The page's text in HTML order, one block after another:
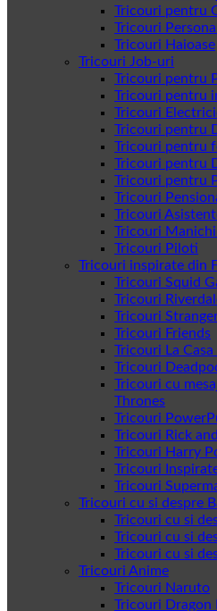
Tricouri pentru
Tricouri
Tricouri Haioase
Tricouri Job-uri
Tricouri pentru
Tricouri pentru
Tricouri
Tricouri pentru
Tricouri pentru
Tricouri pentru
Tricouri pentru
Tricouri
Tricouri
Tricouri
Tricouri Piloti
Tricouri inspirate din
Tricouri Squid
Tricouri
Tricouri
Tricouri Friends
Tricouri La Casa
Tricouri
Tricouri cu
Thrones
Tricouri
Tricouri Rick
Tricouri Harry
Tricouri
Tricouri
Tricouri cu si despre
Tricouri cu si
Tricouri cu si
Tricouri cu si
Tricouri Anime
Tricouri Naruto
Tricouri Dragon